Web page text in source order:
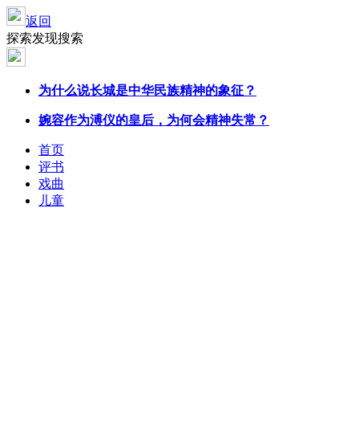
返回
探索发现搜索
为什么说长城是中华民族精神的象征？
婉容作为溥仪的皇后，为何会精神失常？
首页
评书
戏曲
儿童